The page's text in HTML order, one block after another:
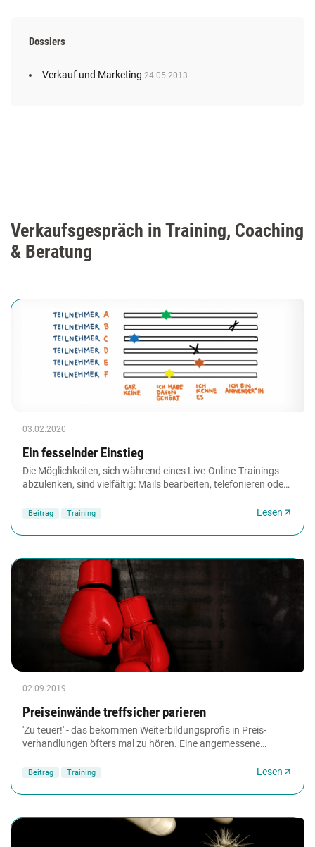
Dossiers
Verkauf und Marketing 24.05.2013
Verkaufsgespräch in Training, Coaching
& Beratung
03.02.2020
Ein fesselnder Einstieg
Die Möglichkeiten, sich während eines Live-Online-Trainings
abzulenken, sind vielfältig: Mails bearbeiten, telefonieren oder
Beitrag Training Lesen
02.09.2019
Preiseinwände treffsicher parieren
'Zu teuer!' - das bekommen Weiterbildungsprofis in Preis­
verhandlungen öfters mal zu hören. Eine angemessene
Beitrag Training Lesen